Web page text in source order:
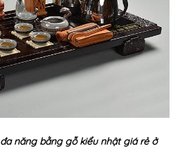
đa năng bằng gỗ kiểu nhật giá rẻ ở